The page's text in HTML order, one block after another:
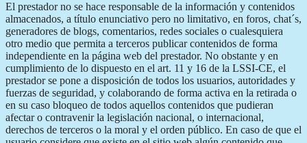
El prestador no se hace responsable de la información y contenidos
almacenados, a título enunciativo pero no limitativo, en foros, chat´s,
generadores de blogs, comentarios, redes sociales o cualesquiera
otro medio que permita a terceros publicar contenidos de forma
independiente en la página web del prestador. No obstante y en
cumplimiento de lo dispuesto en el art. 11 y 16 de la LSSI-CE, el
prestador se pone a disposición de todos los usuarios, autoridades y
fuerzas de seguridad, y colaborando de forma activa en la retirada o
en su caso bloqueo de todos aquellos contenidos que pudieran
afectar o contravenir la legislación nacional, o internacional,
derechos de terceros o la moral y el orden público. En caso de que el